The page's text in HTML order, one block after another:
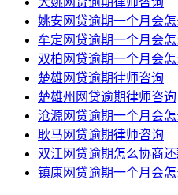
姚安网贷逾期一个月会
牟定网贷逾期一个月会
双柏网贷逾期一个月会
楚雄网贷逾期律师咨询
楚雄州网贷逾期律师咨询
沧源网贷逾期一个月会
耿马网贷逾期律师咨询
双江网贷逾期怎么协商
镇康网贷逾期一个月会